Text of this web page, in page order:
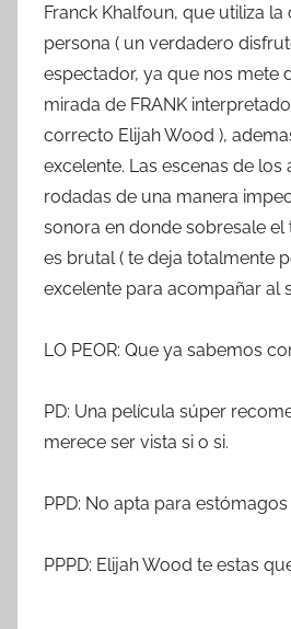
Franck Khalfoun, que utiliza
persona ( un verdadero
espectador, ya que nos mete
mirada de FRANK
correcto Elijah Wood ),
excelente. Las escenas de los
rodadas de una manera
sonora en donde sobresale el
es brutal ( te deja totalmente
excelente para acompañar al
LO PEOR: Que ya sabemos
PD: Una película súper
merece ser vista si o si.
PPD: No apta para estómagos
PPPD: Elijah Wood te estas